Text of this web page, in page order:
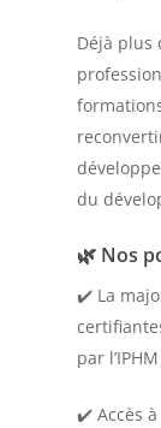
Déjà plus
du
🌿 Nos
✔️ La
par
✔️ Accès